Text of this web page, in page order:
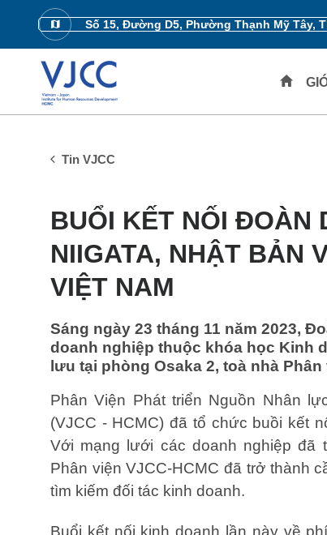
Số 15, Đường D5, Phường Thạnh Mỹ Tây,
Tin VJCC
BUỔI KẾT NỐI ĐOÀN
NIIGATA, NHẬT BẢN
VIỆT NAM
Sáng ngày 23 tháng 11 năm 2023,
doanh nghiệp thuộc khóa học Kinh
lưu tại phòng Osaka 2, toà nhà Phân
Phân Viện Phát triển Nguồn Nhân
(VJCC - HCMC) đã tổ chức buồi kết
Với mạng lưới các doanh nghiệp đã
Phân viện VJCC-HCMC đã trở thành
tìm kiếm đối tác kinh doanh.
Buổi kết nối kinh doanh lần này về